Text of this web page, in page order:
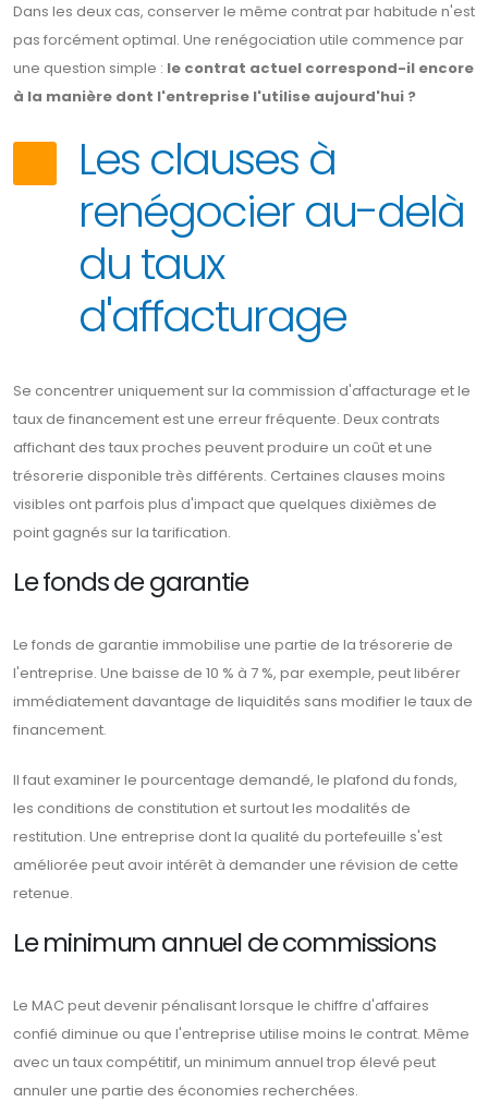
Dans les deux cas, conserver le même contrat par habitude n'est
pas forcément optimal. Une renégociation utile commence par
une question simple : le contrat actuel correspond-il encore
à la manière dont l'entreprise l'utilise aujourd'hui ?
Les clauses à
renégocier au-delà
du taux
d'affacturage
Se concentrer uniquement sur la commission d'affacturage et le
taux de financement est une erreur fréquente. Deux contrats
affichant des taux proches peuvent produire un coût et une
trésorerie disponible très différents. Certaines clauses moins
visibles ont parfois plus d'impact que quelques dixièmes de
point gagnés sur la tarification.
Le fonds de garantie
Le fonds de garantie immobilise une partie de la trésorerie de
l'entreprise. Une baisse de 10 % à 7 %, par exemple, peut libérer
immédiatement davantage de liquidités sans modifier le taux de
financement.
Il faut examiner le pourcentage demandé, le plafond du fonds,
les conditions de constitution et surtout les modalités de
restitution. Une entreprise dont la qualité du portefeuille s'est
améliorée peut avoir intérêt à demander une révision de cette
retenue.
Le minimum annuel de commissions
Le MAC peut devenir pénalisant lorsque le chiffre d'affaires
confié diminue ou que l'entreprise utilise moins le contrat. Même
avec un taux compétitif, un minimum annuel trop élevé peut
annuler une partie des économies recherchées.